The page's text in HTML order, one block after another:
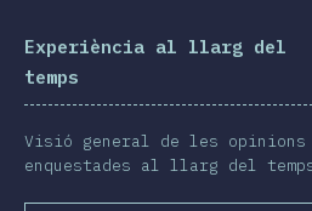
Experiència al llarg del
temps
Visió general de les
enquestades al llarg del